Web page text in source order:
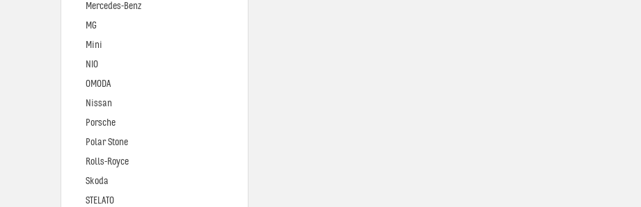
Mercedes-Benz
MG
Mini
NIO
OMODA
Nissan
Porsche
Polar Stone
Rolls-Royce
Skoda
STELATO